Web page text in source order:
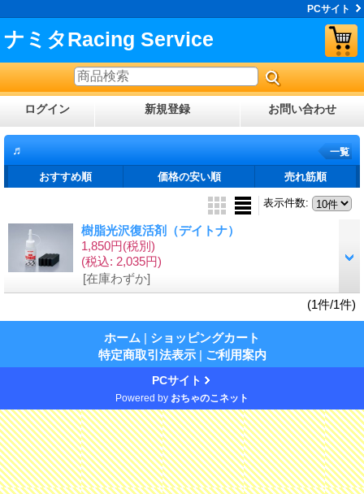
PCサイト
ナミタRacing Service
ログイン 新規登録 お問い合わせ
♬ 一覧
おすすめ順 価格の安い順 売れ筋順
表示件数:
樹脂光沢復活剤（デイトナ）
1,850円(税別)
(税込: 2,035円)
[在庫わずか]
(1件/1件)
ホーム | ショッピングカート
特定商取引法表示 | ご利用案内
PCサイト
Powered by おちゃのこネット